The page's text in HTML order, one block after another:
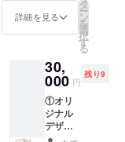
に備考
欄から
SPECIA
L
THANK
Sへ掲載
希望の
お名前
載 ④ネ
オファ
デジタ
ルブッ
クもし
くはア
ナログ
ブック
フォト
ブック
内&アナ
ケット
フォト
ブック
内で御
社の
サービ
詳細を見る
タ
ー
ン
を
選
択
す
る
30,
000 円
残り9
①オリ
ジナル
デザイ
ンお礼